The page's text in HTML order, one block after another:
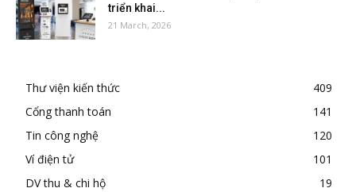
triển khai...
21 March, 2026
Thư viện kiến thức
409
Cổng thanh toán
141
Tin công nghệ
120
Ví điện tử
101
DV thu & chi hộ
19